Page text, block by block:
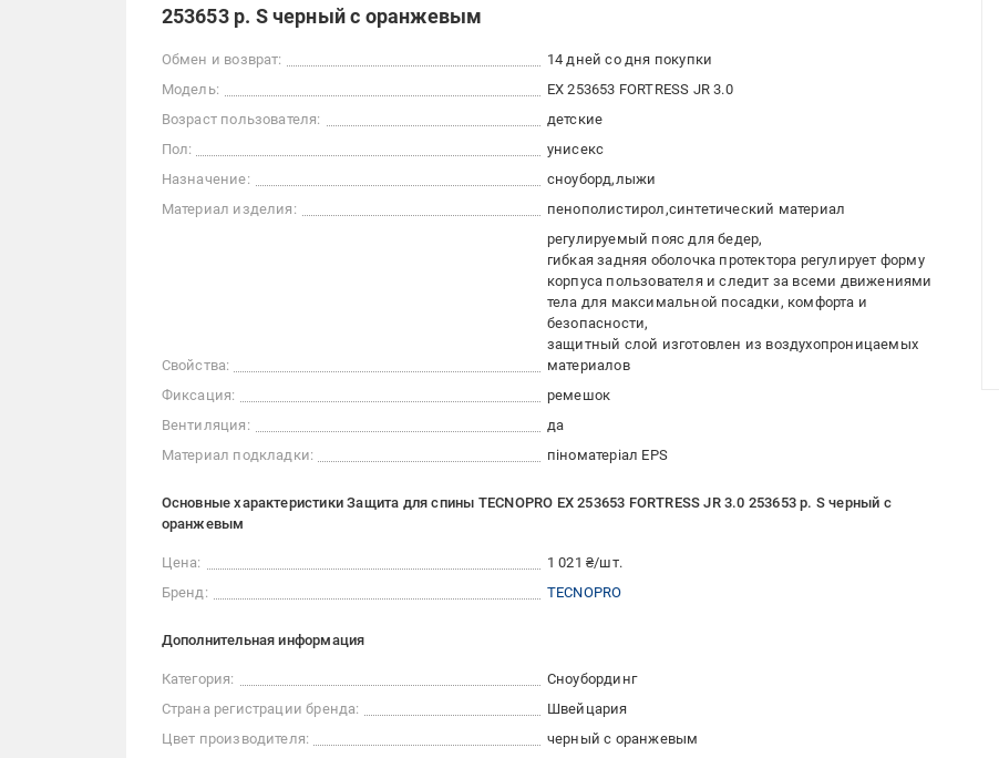
253653 р. S черный с оранжевым
Обмен и возврат:
14 дней со дня покупки
Модель:
ЕХ 253653 FORTRESS JR 3.0
Возраст пользователя:
детские
Пол:
унисекс
Назначение:
сноуборд лыжи
Материал изделия:
пенополистирол синтетический материал
Свойства:
регулируемый пояс для бедер
гибкая задняя оболочка протектора регулирует форму
корпуса пользователя и следит за всеми движениями
тела для максимальной посадки, комфорта и
безопасности
защитный слой изготовлен из воздухопроницаемых
материалов
Фиксация:
ремешок
Вентиляция:
да
Материал подкладки:
піноматеріал EPS
Основные характеристики Защита для спины TECNOPRO ЕХ 253653 FORTRESS JR 3.0 253653 р. S черный с
оранжевым
Цена:
1 021 ₴/шт.
Бренд:
TECNOPRO
Дополнительная информация
Категория:
Сноубординг
Страна регистрации бренда:
Швейцария
Цвет производителя:
черный с оранжевым